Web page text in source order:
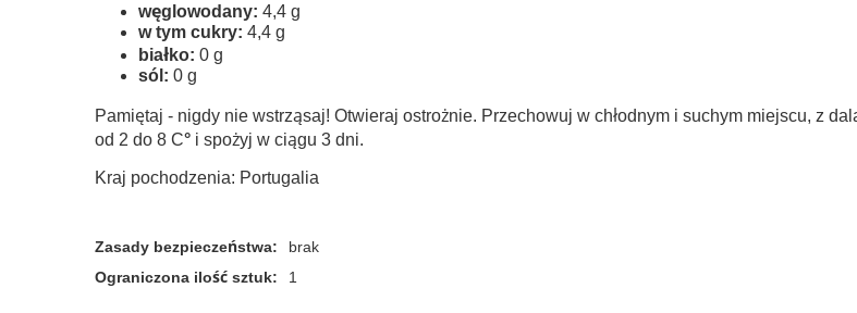
węglowodany: 4,4 g
w tym cukry: 4,4 g
białko: 0 g
sól: 0 g
Pamiętaj - nigdy nie wstrząsaj! Otwieraj ostrożnie. Przechowuj w chłodnym i suchym miejscu, z
od 2 do 8 C° i spożyj w ciągu 3 dni.
Kraj pochodzenia: Portugalia
Zasady bezpieczeństwa:
brak
Ograniczona ilość sztuk: 1